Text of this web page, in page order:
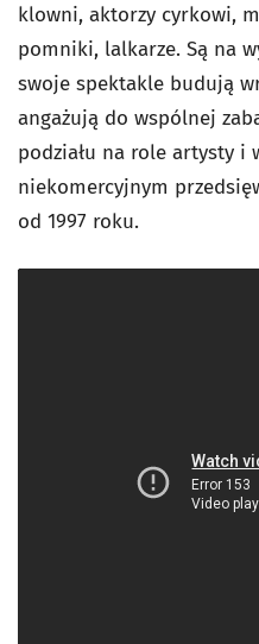
klowni, aktorzy cyrkowi,
pomniki, lalkarze. Są na
swoje spektakle budują
angażują do wspólnej
podziału na role artysty i
niekomercyjnym
od 1997 roku.